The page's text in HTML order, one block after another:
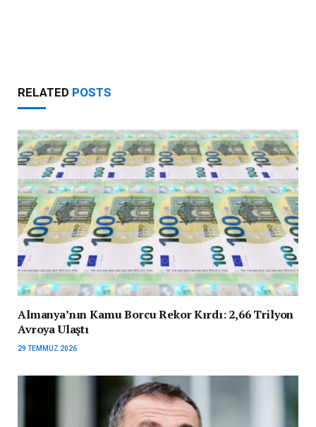
RELATED POSTS
Almanya’nın Kamu Borcu Rekor Kırdı: 2,66 Trilyon
Avroya Ulaştı
29 TEMMUZ 2026